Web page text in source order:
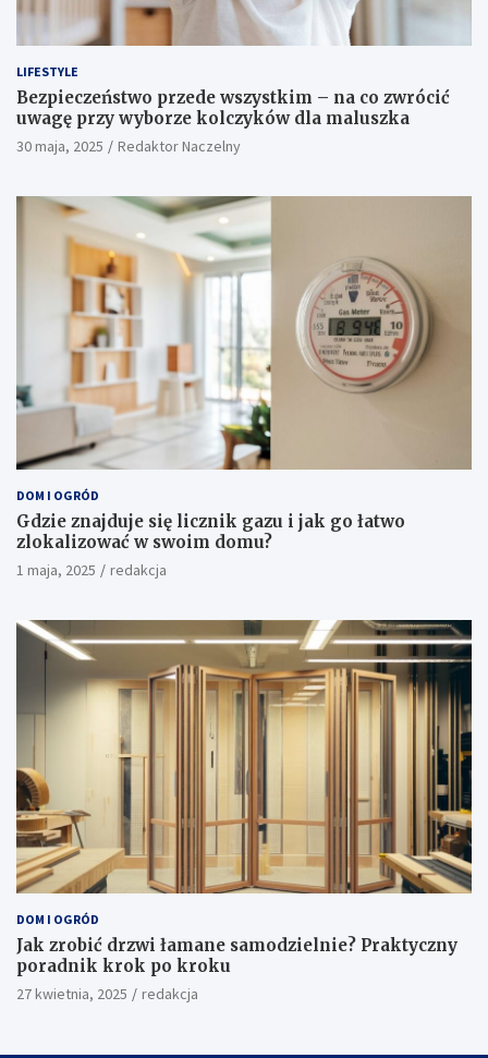
LIFESTYLE
Bezpieczeństwo przede wszystkim – na co zwrócić
uwagę przy wyborze kolczyków dla maluszka
30 maja, 2025 Redaktor Naczelny
DOM I OGRÓD
Gdzie znajduje się licznik gazu i jak go łatwo
zlokalizować w swoim domu?
1 maja, 2025 redakcja
DOM I OGRÓD
Jak zrobić drzwi łamane samodzielnie? Praktyczny
poradnik krok po kroku
27 kwietnia, 2025 redakcja